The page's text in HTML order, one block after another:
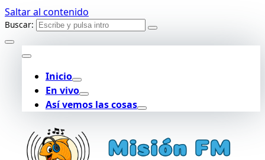
Saltar al contenido
Buscar:
Inicio
En vivo
Así vemos las cosas